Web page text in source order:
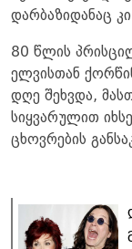
დარბაზიდანაც
80 წლის
ელვისთან
დღე შეხვდა,
სიყვარულით
ცხოვრების